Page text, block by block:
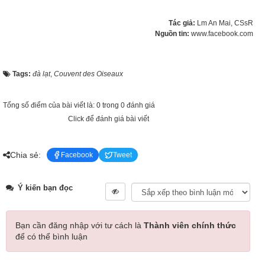
Tác giả: Lm An Mai, CSsR
Nguồn tin: www.facebook.com
Tags: đà lạt, Couvent des Oiseaux
Tổng số điểm của bài viết là: 0 trong 0 đánh giá
Click để đánh giá bài viết
Chia sẻ: Facebook Tweet
Ý kiến bạn đọc
Bạn cần đăng nhập với tư cách là Thành viên chính thức
để có thể bình luận